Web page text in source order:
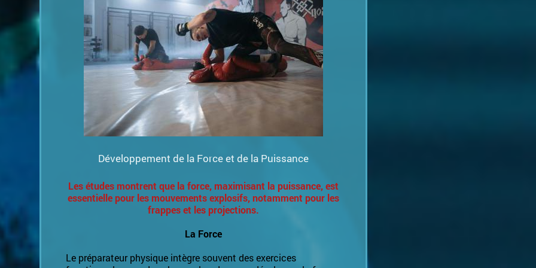
Développement de la Force et de la Puissance
Les études montrent que la force, maximisant la puissance, est
essentielle pour les mouvements explosifs, notamment pour les
frappes et les projections.
La Force
Le préparateur physique intègre souvent des exercices